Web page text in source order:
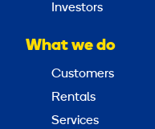
Investors
What we do
Customers
Rentals
Services